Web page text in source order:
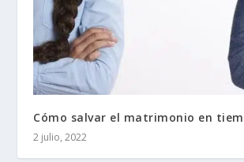
Cómo salvar el matrimonio en
2 julio, 2022